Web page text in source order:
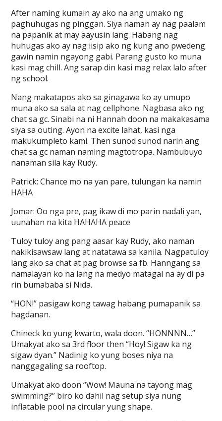
After naming kumain ay ako na ang umako ng
paghuhugas ng pinggan. Siya naman ay nag paalam
na papanik at may aayusin lang. Habang nag
huhugas ako ay nag iisip ako ng kung ano pwedeng
gawin namin ngayong gabi. Parang gusto ko muna
kasi mag chill. Ang sarap din kasi mag relax lalo after
ng school.
Nang makatapos ako sa ginagawa ko ay umupo
muna ako sa sala at nag cellphone. Nagbasa ako ng
chat sa gc. Sinabi na ni Hannah doon na makakasama
siya sa outing. Ayon na excite lahat, kasi nga
makukumpleto kami. Then sunod sunod narin ang
chat sa gc naman naming magtotropa. Nambubuyo
nanaman sila kay Rudy.
Patrick: Chance mo na yan pare, tulungan ka namin
HAHA
Jomar: Oo nga pre, pag ikaw di mo parin nadali yan,
uunahan na kita HAHAHA peace
Tuloy tuloy ang pang aasar kay Rudy, ako naman
nakikisawsaw lang at natatawa sa kanila. Nagpatuloy
lang ako sa chat at pag browse sa fb. Hanngang sa
namalayan ko na lang na medyo matagal na ay di pa
rin bumababa si Nida.
“HON!” pasigaw kong tawag habang pumapanik sa
hagdanan.
Chineck ko yung kwarto, wala doon. “HONNNN…”
Umakyat ako sa 3rd floor then “Hoy! Sigaw ka ng
sigaw dyan.” Nadinig ko yung boses niya na
nanggagaling sa rooftop.
Umakyat ako doon “Wow! Mauna na tayong mag
swimming?” biro ko dahil nag setup siya nung
inflatable pool na circular yung shape.